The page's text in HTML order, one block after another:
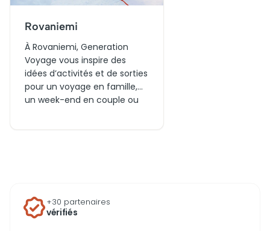
Rovaniemi
À Rovaniemi, Generation
Voyage vous inspire des
idées d’activités et de sorties
pour un voyage en famille,
un week-end en couple ou
capitale du cercle polaire.
+30 partenaires
vérifiés